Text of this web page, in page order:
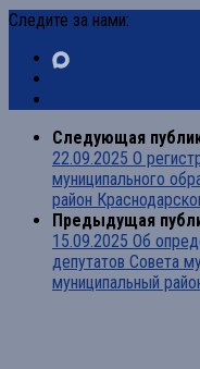
Следите за нами:
Следующая
22.09.2025 О
муниципального
район
Предыдущая
15.09.2025 Об
депутатов Совета
муниципальный